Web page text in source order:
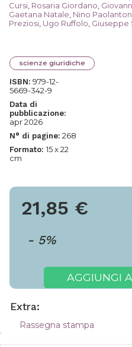
Cursi Rosaria Giordano
Gaetana Natale Nino
Preziosi Ugo Ruffolo Giuseppe
scienze giuridiche
ISBN: 979-12-
5669-342-9
Data di
pubblicazione:
apr 2026
N° di pagine: 268
Formato: 15 x 22
cm
21,85 €
- 5%
AGGIUNGI
Extra:
Rassegna stampa